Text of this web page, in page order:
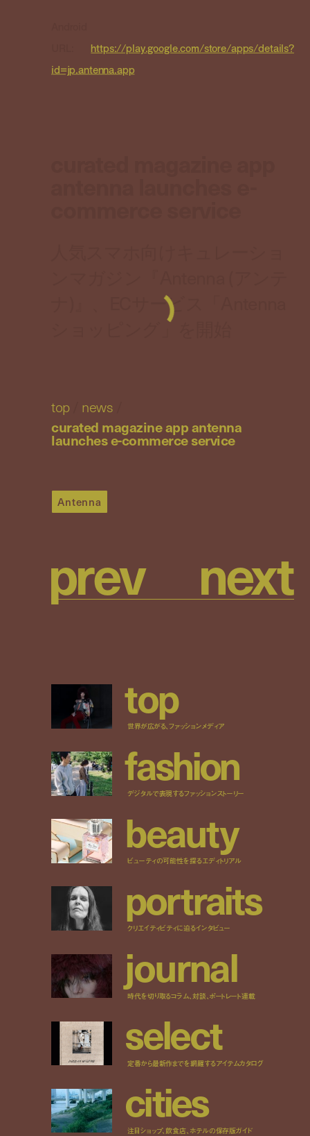
https://play.google.com/store/apps/details?
id=jp.antenna.app
ナ)』、ECサービス「Antenna
ショッピング」を開始
top/ news
curated magazine app antenna
launches e-commerce service
Antenna
prev next
top
世界が広がる、ファッションメディア
fashion
デジタルで表現するファッションストーリー
beauty
ビューティの可能性を探るエディトリアル
portraits
クリエイティビティに迫るインタビュー
journal
時代を切り取るコラム、対談、ポートレート連載
select
定番から最新作までを網羅するアイテムカタログ
cities
注目ショップ、飲食店、ホテルの保存版ガイド